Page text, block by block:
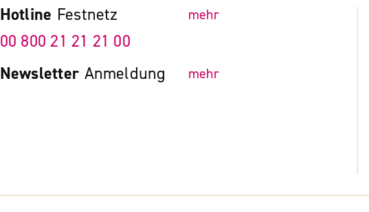
Hotline Festnetz mehr
00 800 21 21 21 00
Newsletter Anmeldung mehr